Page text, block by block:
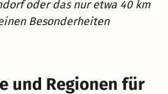
oder das nur etwa 40 km
Besonderheiten
und Regionen für